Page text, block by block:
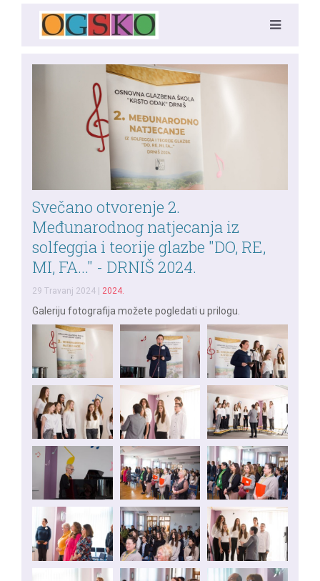
Svečano otvorenje 2.
Međunarodnog natjecanja iz
solfeggia i teorije glazbe "DO, RE,
MI, FA..." - DRNIŠ 2024.
29 Travanj 2024 2024.
Galeriju fotografija možete pogledati u prilogu.